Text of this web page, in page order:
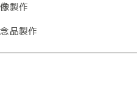
製作
品製作